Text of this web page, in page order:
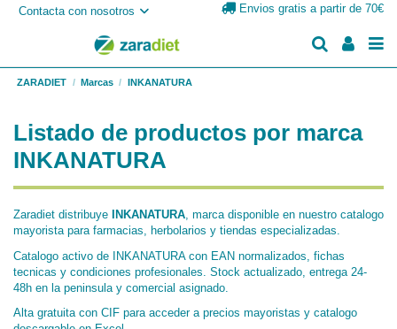
Contacta con nosotros Envios gratis a partir de 70€
ZARADIET Marcas INKANATURA
Listado de productos por marca
INKANATURA
Zaradiet distribuye INKANATURA, marca disponible en nuestro catalogo
mayorista para farmacias, herbolarios y tiendas especializadas.
Catalogo activo de INKANATURA con EAN normalizados, fichas
tecnicas y condiciones profesionales. Stock actualizado, entrega 24-
48h en la peninsula y comercial asignado.
Alta gratuita con CIF para acceder a precios mayoristas y catalogo